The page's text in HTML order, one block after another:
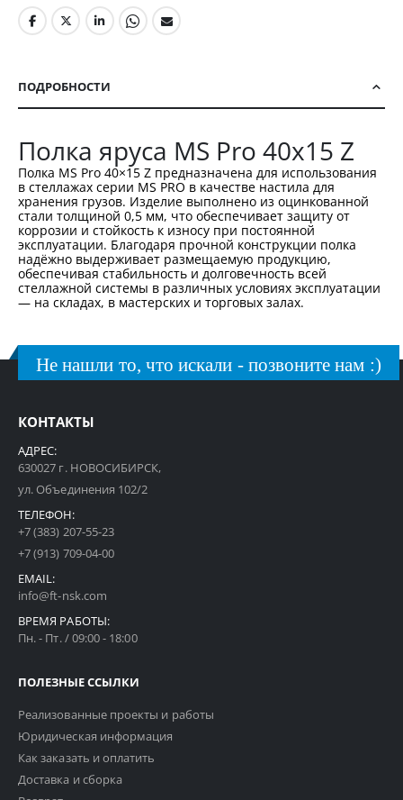
ПОДРОБНОСТИ
Полка яруса MS Pro 40х15 Z
Полка MS Pro 40×15 Z предназначена для использования
в стеллажах серии MS PRO в качестве настила для
хранения грузов. Изделие выполнено из оцинкованной
стали толщиной 0,5 мм, что обеспечивает защиту от
коррозии и стойкость к износу при постоянной
эксплуатации. Благодаря прочной конструкции полка
надёжно выдерживает размещаемую продукцию,
обеспечивая стабильность и долговечность всей
стеллажной системы в различных условиях эксплуатации
— на складах, в мастерских и торговых залах.
Не нашли то, что искали - позвоните нам :)
КОНТАКТЫ
АДРЕС:
630027 г. НОВОСИБИРСК,
ул. Объединения 102/2
ТЕЛЕФОН:
+7 (383) 207-55-23
+7 (913) 709-04-00
EMAIL:
info@ft-nsk.com
ВРЕМЯ РАБОТЫ:
Пн. - Пт. / 09:00 - 18:00
ПОЛЕЗНЫЕ ССЫЛКИ
Реализованные проекты и работы
Юридическая информация
Как заказать и оплатить
Доставка и сборка